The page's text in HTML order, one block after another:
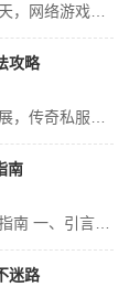
攻略
南
迷路